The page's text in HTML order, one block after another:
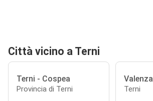
Città vicino a Terni
Terni - Cospea
Provincia di Terni
Valenza
Terni